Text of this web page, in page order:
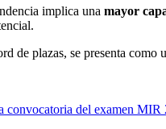
implica una mayor
de plazas, se presenta como
convocatoria del examen MIR